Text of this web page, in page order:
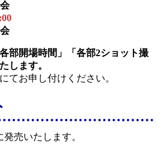
部開場時間」「各部2ショット撮
します。
てお申し付けください。
発売いたします。